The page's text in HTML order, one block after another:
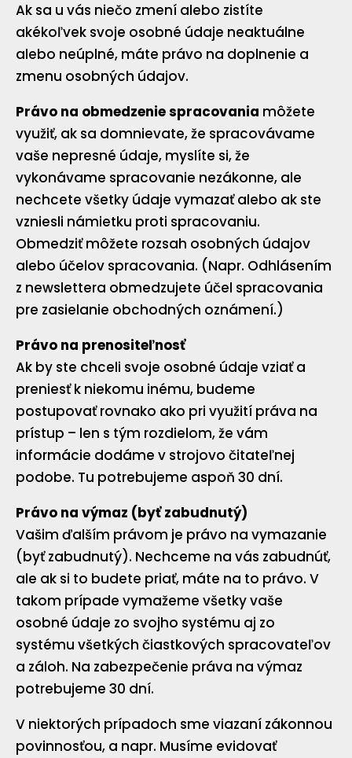
Ak sa u vás niečo zmení alebo zistíte
akékoľvek svoje osobné údaje neaktuálne
alebo neúplné, máte právo na doplnenie a
zmenu osobných údajov.
Právo na obmedzenie spracovania môžete
využiť, ak sa domnievate, že spracovávame
vaše nepresné údaje, myslíte si, že
vykonávame spracovanie nezákonne, ale
nechcete všetky údaje vymazať alebo ak ste
vzniesli námietku proti spracovaniu.
Obmedziť môžete rozsah osobných údajov
alebo účelov spracovania. (Napr. Odhlásením
z newslettera obmedzujete účel spracovania
pre zasielanie obchodných oznámení.)
Právo na prenositeľnosť
Ak by ste chceli svoje osobné údaje vziať a
preniesť k niekomu inému, budeme
postupovať rovnako ako pri využití práva na
prístup – len s tým rozdielom, že vám
informácie dodáme v strojovo čitateľnej
podobe. Tu potrebujeme aspoň 30 dní.
Právo na výmaz (byť zabudnutý)
Vašim ďalším právom je právo na vymazanie
(byť zabudnutý). Nechceme na vás zabudnúť,
ale ak si to budete priať, máte na to právo. V
takom prípade vymažeme všetky vaše
osobné údaje zo svojho systému aj zo
systému všetkých čiastkových spracovateľov
a záloh. Na zabezpečenie práva na výmaz
potrebujeme 30 dní.
V niektorých prípadoch sme viazaní zákonnou
povinnosťou, a napr. Musíme evidovať